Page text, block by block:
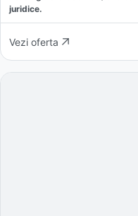
juridice.
Vezi oferta